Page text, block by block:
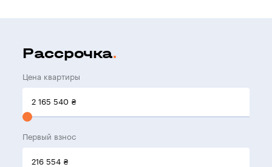
Рассрочка
Цена квартиры
2 165 540 ₴
Первый взнос
216 554 ₴